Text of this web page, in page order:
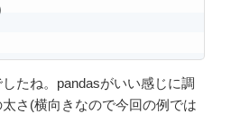
たね。pandasがいい感じに調
さ(横向きなので今回の例では